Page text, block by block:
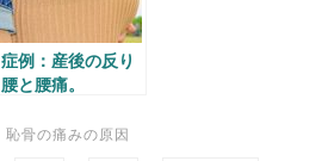
症例：産後の反り
腰と腰痛。
恥骨の痛みの原因